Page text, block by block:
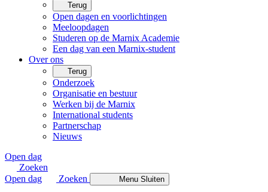
Terug
Open dagen en voorlichtingen
Meeloopdagen
Studeren op de Marnix Academie
Een dag van een Marnix-student
Over ons
Terug
Onderzoek
Organisatie en bestuur
Werken bij de Marnix
International students
Partnerschap
Nieuws
Open dag
Zoeken
Open dag
Zoeken Menu Sluiten